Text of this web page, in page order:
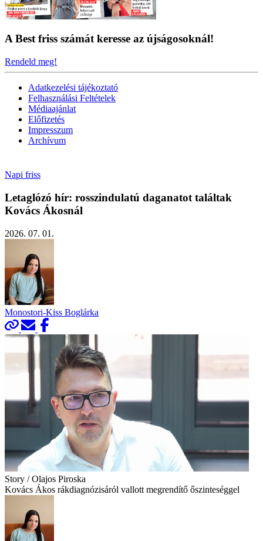
A Best friss számát keresse az újságosoknál!
Rendeld meg!
Adatkezelési tájékoztató
Felhasználási Feltételek
Médiaajánlat
Előfizetés
Impresszum
Archívum
Napi friss
Letaglózó hír: rosszindulatú daganatot találtak
Kovács Ákosnál
2026. 07. 01.
Monostori-Kiss Boglárka
Story / Olajos Piroska
Kovács Ákos rákdiagnózisáról vallott megrendítő őszinteséggel